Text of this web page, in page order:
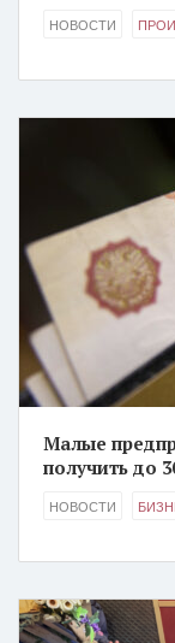
НОВОСТИ
Малые
получить до
НОВОСТИ